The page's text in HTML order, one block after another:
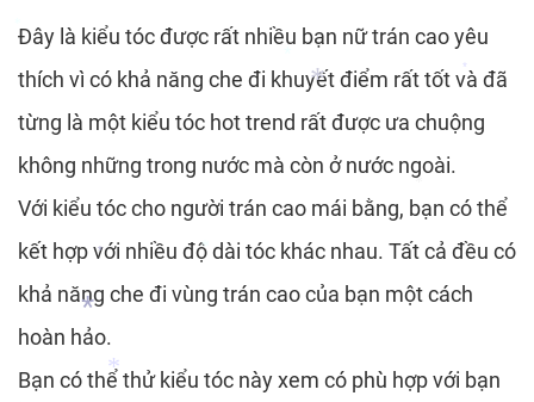
*
*
*
*
*
*
Đây là kiểu tóc được rất nhiều bạn nữ trán cao yêu
thích vì có khả năng che đi khuyết điểm rất tốt và đã
từng là một kiểu tóc hot trend rất được ưa chuộng
không những trong nước mà còn ở nước ngoài.
Với kiểu tóc cho người trán cao mái bằng, bạn có thể
kết hợp với nhiều độ dài tóc khác nhau. Tất cả đều có
khả năng che đi vùng trán cao của bạn một cách
hoàn hảo.
Bạn có thể thử kiểu tóc này xem có phù hợp với bạn